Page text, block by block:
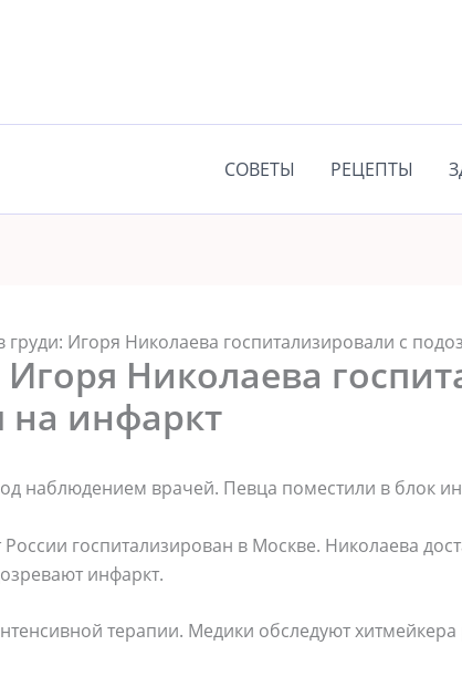
СОВЕТЫ РЕЦЕПТЫ
груди: Игоря Николаева госпитализировали с
Игоря Николаева
на инфаркт
наблюдением врачей. Певца поместили в блок
госпитализирован в Москве. Николаева
инфаркт.
терапии. Медики обследуют